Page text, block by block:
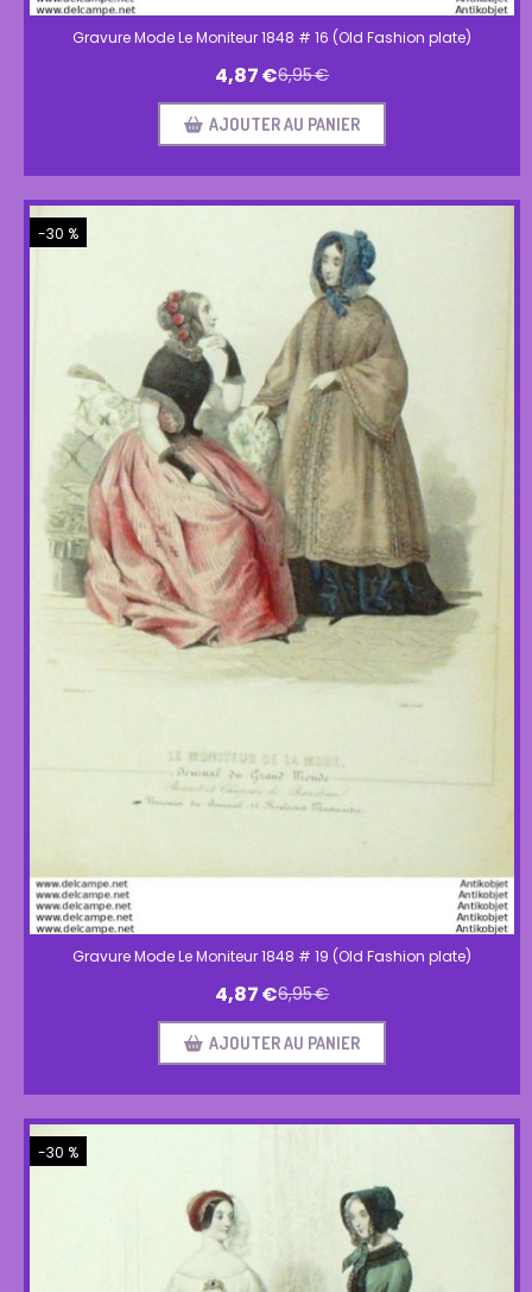
Gravure Mode Le Moniteur 1848 # 16 (Old Fashion plate)
4,87€6,95€
AJOUTER AU PANIER
-30 %
Gravure Mode Le Moniteur 1848 # 19 (Old Fashion plate)
4,87€6,95€
AJOUTER AU PANIER
-30 %